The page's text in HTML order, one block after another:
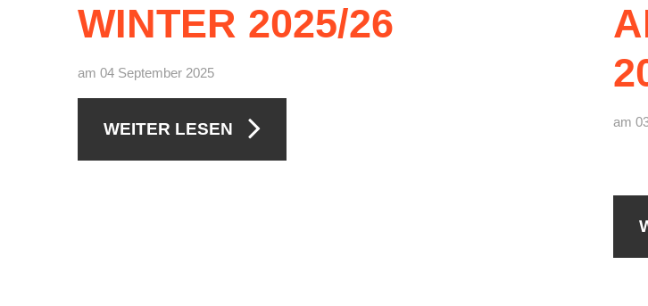
WINTER 2025/26
am 04 September 2025
WEITER LESEN am